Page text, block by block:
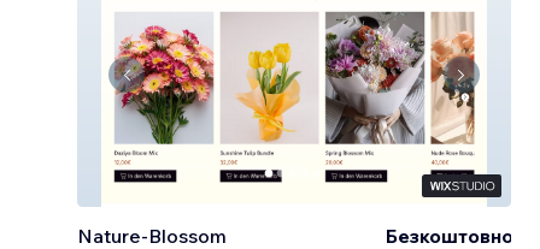
Nature-Blossom Безкоштовно